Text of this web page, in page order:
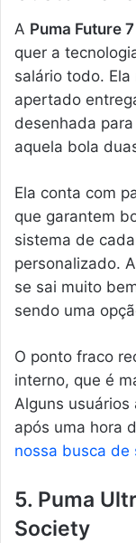
A Puma Future
quer a
salário todo.
apertado
desenhada
aquela bola
Ela conta com
que garantem
sistema de
personalizado.
se sai muito
sendo uma
O ponto fraco
interno, que é
Alguns usuários
após uma hora
nossa busca de
5. Puma
Society